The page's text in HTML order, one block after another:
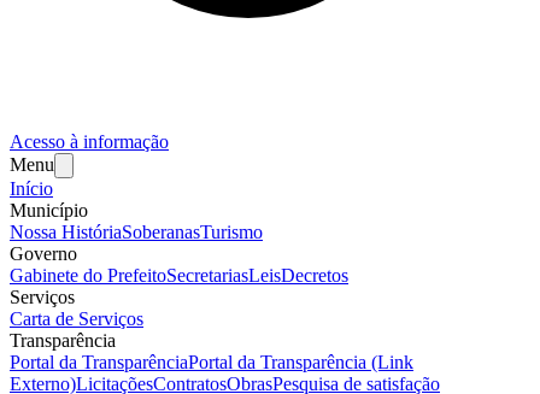
Acesso à informação
Menu
Início
Município
Nossa HistóriaSoberanasTurismo
Governo
Gabinete do PrefeitoSecretariasLeisDecretos
Serviços
Carta de Serviços
Transparência
Portal da TransparênciaPortal da Transparência (Link
Externo)LicitaçõesContratosObrasPesquisa de satisfação